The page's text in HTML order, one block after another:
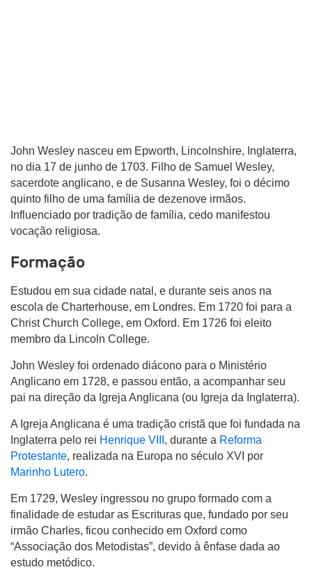
John Wesley nasceu em Epworth, Lincolnshire, Inglaterra,
no dia 17 de junho de 1703. Filho de Samuel Wesley,
sacerdote anglicano, e de Susanna Wesley, foi o décimo
quinto filho de uma família de dezenove irmãos.
Influenciado por tradição de família, cedo manifestou
vocação religiosa.
Formação
Estudou em sua cidade natal, e durante seis anos na
escola de Charterhouse, em Londres. Em 1720 foi para a
Christ Church College, em Oxford. Em 1726 foi eleito
membro da Lincoln College.
John Wesley foi ordenado diácono para o Ministério
Anglicano em 1728, e passou então, a acompanhar seu
pai na direção da Igreja Anglicana (ou Igreja da Inglaterra).
A Igreja Anglicana é uma tradição cristã que foi fundada na
Inglaterra pelo rei Henrique VIII , durante a Reforma
Protestante, realizada na Europa no século XVI por
Marinho Lutero.
Em 1729, Wesley ingressou no grupo formado com a
finalidade de estudar as Escrituras que, fundado por seu
irmão Charles, ficou conhecido em Oxford como
“Associação dos Metodistas”, devido à ênfase dada ao
estudo metódico.